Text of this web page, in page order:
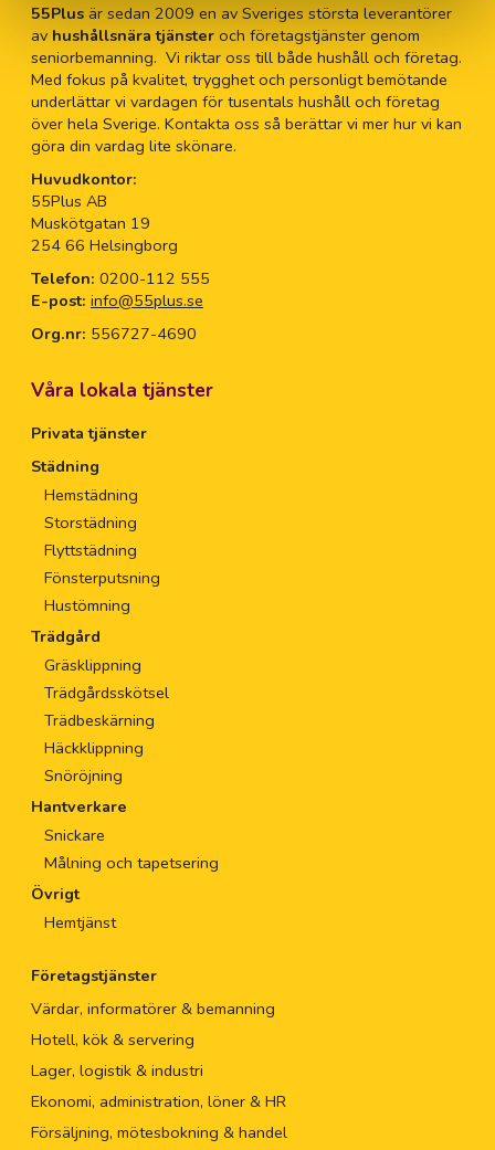
55Plusär sedan 2009 en av Sveriges största leverantörer
av hushållsnära tjänsteroch företagstjänster genom
seniorbemanning. Vi riktar oss till både hushåll och företag.
Med fokus på kvalitet, trygghet och personligt bemötande
underlättar vi vardagen för tusentals hushåll och företag
över hela Sverige. Kontakta oss så berättar vi mer hur vi kan
göra din vardag lite skönare.
Huvudkontor:
55Plus AB
Muskötgatan 19
254 66 Helsingborg
Telefon: 0200-112 555
E-post: info@55plus.se
Org.nr: 556727-4690
Våra lokala tjänster
Privata tjänster
Städning
Hemstädning
Storstädning
Flyttstädning
Fönsterputsning
Hustömning
Trädgård
Gräsklippning
Trädgårdsskötsel
Trädbeskärning
Häckklippning
Snöröjning
Hantverkare
Snickare
Målning och tapetsering
Övrigt
Hemtjänst
Företagstjänster
Värdar, informatörer & bemanning
Hotell, kök & servering
Lager, logistik & industri
Ekonomi, administration, löner & HR
Försäljning, mötesbokning & handel